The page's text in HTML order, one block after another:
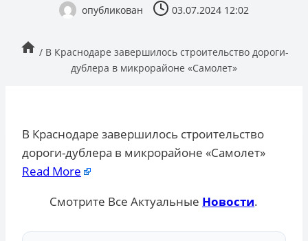
опубликован 03.07.2024 12:02
/ В Краснодаре завершилось строительство дороги-
дублера в микрорайоне «Самолет»
В Краснодаре завершилось строительство
дороги-дублера в микрорайоне «Самолет»
Read More
Смотрите Все Актуальные Новости.